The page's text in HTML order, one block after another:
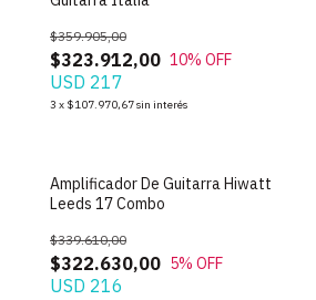
$323.912,00
$359.905,00
10% OFF
USD 217
3 x $107.970,67sin interés
Amplificador De Guitarra Hiwatt
Leeds 17 Combo
$322.630,00
$339.610,00
5% OFF
USD 216